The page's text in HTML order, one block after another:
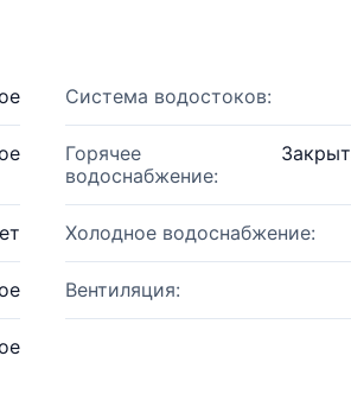
Система водостоков:
Горячее
водоснабжение:
Холодное водоснабжение:
Вентиляция: